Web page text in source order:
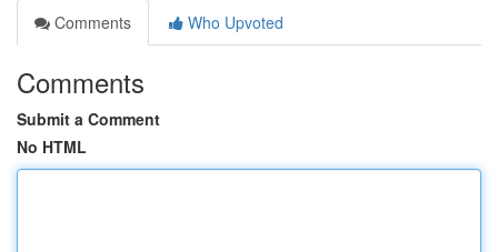
Comments
Who Upvoted
Comments
Submit a Comment
No HTML